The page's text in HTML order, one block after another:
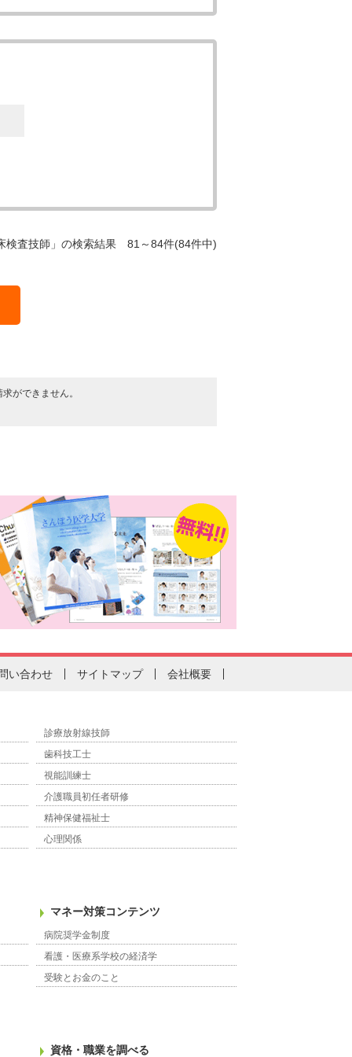
検査技師」の検索結果 81～84件(84件中)
ができません。
い合わせ サイトマップ 会社概要
診療放射線技師
歯科技工士
視能訓練士
介護職員初任者研修
精神保健福祉士
心理関係
マネー対策コンテンツ
病院奨学金制度
看護・医療系学校の経済学
受験とお金のこと
資格・職業を調べる